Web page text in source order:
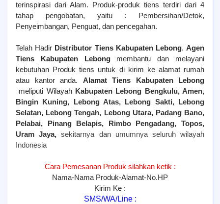
terinspirasi dari Alam. Produk-produk tiens terdiri dari 4
tahap pengobatan, yaitu : Pembersihan/Detok,
Penyeimbangan, Penguat, dan pencegahan.
Telah Hadir Distributor Tiens Kabupaten Lebong.Agen
Tiens Kabupaten Lebong membantu dan melayani
kebutuhan Produk tiens untuk di kirim ke alamat rumah
atau kantor anda. Alamat Tiens Kabupaten Lebong
meliputi Wilayah Kabupaten Lebong Bengkulu, Amen,
Bingin Kuning, Lebong Atas, Lebong Sakti, Lebong
Selatan, Lebong Tengah, Lebong Utara, Padang Bano,
Pelabai, Pinang Belapis, Rimbo Pengadang, Topos,
Uram Jaya, sekitarnya dan umumnya seluruh wilayah
Indonesia
Cara Pemesanan Produk silahkan ketik :
Nama-Nama Produk-Alamat-No.HP
Kirim Ke :
SMS/WA/Line :